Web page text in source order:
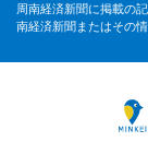
周南経済新聞に掲載の
南経済新聞またはその